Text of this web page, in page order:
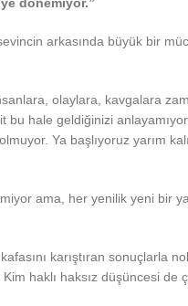
arkasında büyük bir
olaylara, kavgalara
hale geldiğinizi
Ya başlıyoruz yarım
ama, her yenilik yeni bir
karıştıran sonuçlarla
Kim haklı haksız düşüncesi